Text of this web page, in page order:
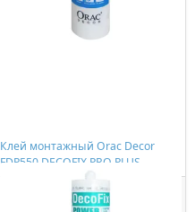
Клей монтажный Orac Decor
FDP550 DECOFIX PRO PLUS
774,00 ₽/шт